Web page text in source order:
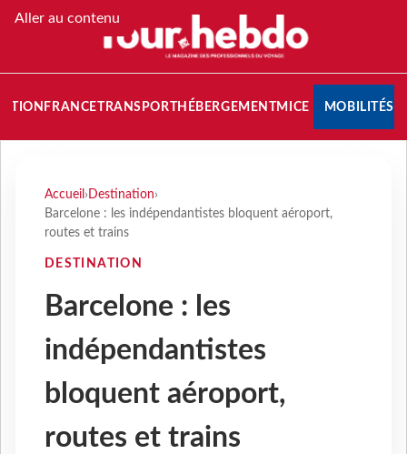
Aller au contenu
FRANCETRANSPORT HÉBERGEMENTMICE MOBILITÉS
Accueil › Destination›
Barcelone : les indépendantistes bloquent aéroport,
routes et trains
DESTINATION
Barcelone : les
indépendantistes
bloquent aéroport,
routes et trains